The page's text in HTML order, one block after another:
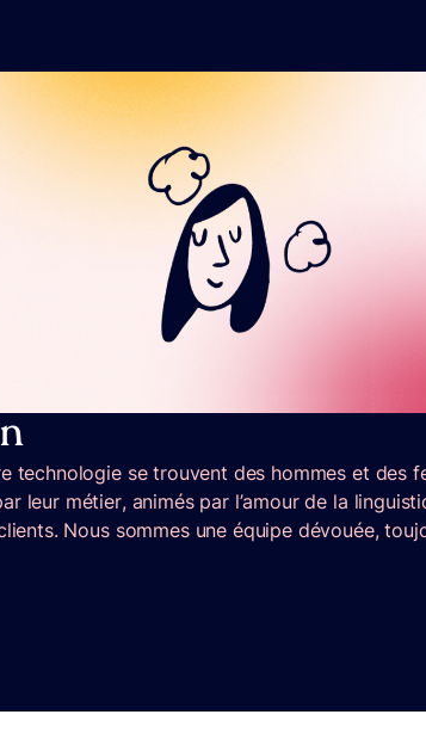
technologie se trouvent des hommes et des
leur métier, animés par l’amour de la
Nous sommes une équipe dévouée,